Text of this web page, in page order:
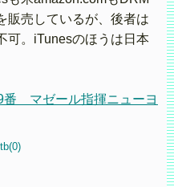
販売しているが、後者は
可。iTunesのほうは日本
番 マゼール指揮ニューヨ
tb(0)